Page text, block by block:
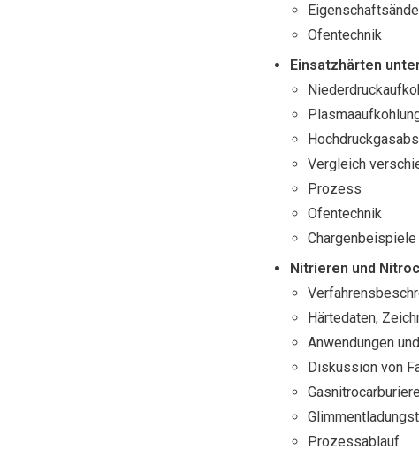
Ofentechnik
Einsatzhärten
Vergleich
Prozess
Ofentechnik
Chargenbeispiele
Nitrieren und
Härtedaten,
Anwendungen
Diskussion von
Prozessablauf